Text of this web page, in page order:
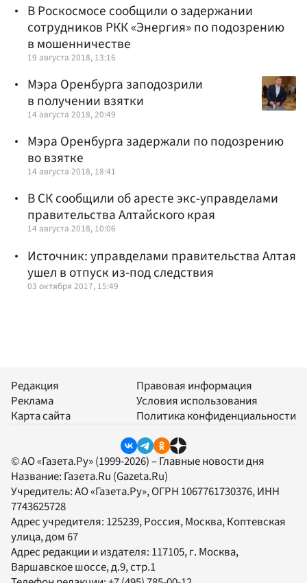
В Роскосмосе сообщили о задержании
сотрудников РКК «Энергия» по подозрению
в мошенничестве
19 августа 2018, 13:16
Мэра Оренбурга заподозрили
в получении взятки
14 августа 2018, 20:49
Мэра Оренбурга задержали по подозрению
во взятке
14 августа 2018, 18:41
В СК сообщили об аресте экс-управделами
правительства Алтайского края
14 августа 2018, 10:06
Источник: управделами правительства Алтая
ушел в отпуск из-под следствия
03 октября 2017, 15:49
Редакция
Реклама
Карта сайта
Правовая информация
Условия использования
Политика конфиденциальности
© АО «Газета.Ру» (1999-2026) – Главные новости дня
Название: Газета.Ru (Gazeta.Ru)
Учредитель:АО «Газета.Ру», ОГРН 1067761730376, ИНН
7743625728
Адрес учредителя: 125239, Россия, Москва, Коптевская
улица, дом 67
Адрес редакции и издателя: 117105, г. Москва,
Варшавское шоссе, д.9, стр.1